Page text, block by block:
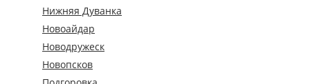
Нижняя Дуванка
Новоайдар
Новодружеск
Новопсков